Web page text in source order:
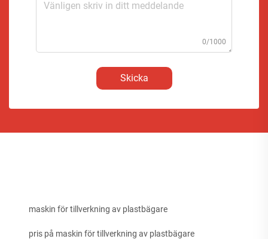
0/1000
Skicka
maskin för tillverkning av plastbägare
pris på maskin för tillverkning av plastbägare